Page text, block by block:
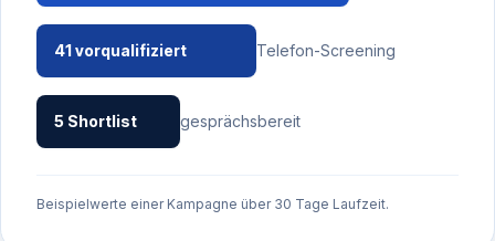
41 vorqualifiziert Telefon-Screening
5 Shortlist gesprächsbereit
Beispielwerte einer Kampagne über 30 Tage Laufzeit.